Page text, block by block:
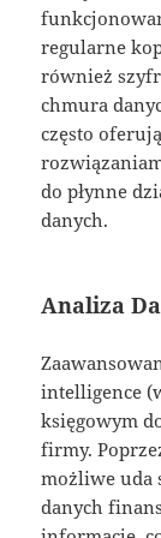
regularne
również
chmura
często
do płynne
danych.
Analiza
intelligence
księgowym
firmy.
możliwe uda
danych